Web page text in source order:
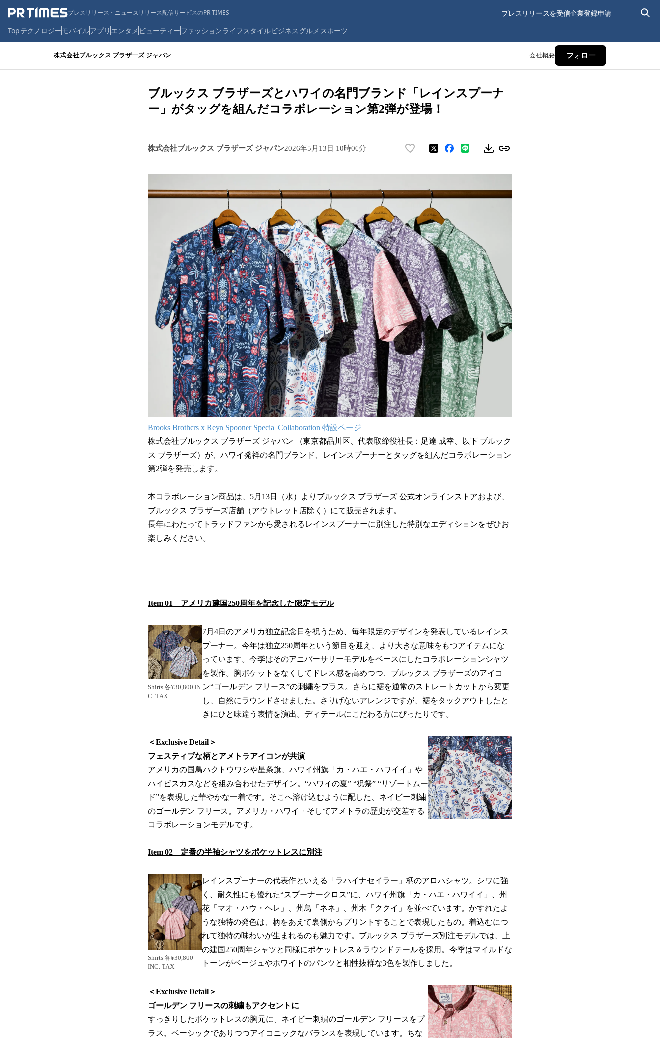
プレスリリース・ニュースリリース配信サービスのPR TIMES プレスリリースを受信企業登録申請
Topテクノロジーモバイルアプリ エンタメ ビューティーファッションライフスタイルビジネス グルメ スポーツ
株式会社ブルックス ブラザーズ ジャパン 会社概要 フォロー
ブルックス ブラザーズとハワイの名門ブランド「レインスプーナ
ー」がタッグを組んだコラボレーション第2弾が登場！
株式会社ブルックス ブラザーズ ジャパン2026年5月13日 10時00分
い
ね
数
読
み
込
み
中
で
す
Brooks Brothers x Reyn Spooner Special Collaboration 特設ページ
株式会社ブルックス ブラザーズ ジャパン （東京都品川区、代表取締役社長：足達 成幸、以下 ブルック
ス ブラザーズ）が、ハワイ発祥の名門ブランド、レインスプーナーとタッグを組んだコラボレーション
第2弾を発売します。
本コラボレーション商品は、5月13日（水）よりブルックス ブラザーズ 公式オンラインストアおよび、
ブルックス ブラザーズ店舗（アウトレット店除く）にて販売されます。
長年にわたってトラッドファンから愛されるレインスプーナーに別注した特別なエディションをぜひお
楽しみください。
Item 01 アメリカ建国250周年を記念した限定モデル
Shirts 各¥30,800 IN
C. TAX
7月4日のアメリカ独立記念日を祝うため、毎年限定のデザインを発表しているレインス
プーナー。今年は独立250周年という節目を迎え、より大きな意味をもつアイテムにな
っています。今季はそのアニバーサリーモデルをベースにしたコラボレーションシャツ
を製作。胸ポケットをなくしてドレス感を高めつつ、ブルックス ブラザーズのアイコ
ン“ゴールデン フリース”の刺繍をプラス。さらに裾を通常のストレートカットから変更
し、自然にラウンドさせました。さりげないアレンジですが、裾をタックアウトしたと
きにひと味違う表情を演出。ディテールにこだわる方にぴったりです。
＜Exclusive Detail＞
フェスティブな柄とアメトラアイコンが共演
アメリカの国鳥ハクトウワシや星条旗、ハワイ州旗「カ・ハエ・ハワイイ」や
ハイビスカスなどを組み合わせたデザイン。“ハワイの夏” “祝祭” “リゾートムー
ド”を表現した華やかな一着です。そこへ溶け込むように配した、ネイビー刺繍
のゴールデン フリース。アメリカ・ハワイ・そしてアメトラの歴史が交差する
コラボレーションモデルです。
Item 02 定番の半袖シャツをポケットレスに別注
Shirts 各¥30,800
INC. TAX
レインスプーナーの代表作といえる「ラハイナセイラー」柄のアロハシャツ。シワに強
く、耐久性にも優れた“スプーナークロス”に、ハワイ州旗「カ・ハエ・ハワイイ」、州
花「マオ・ハウ・ヘレ」、州鳥「ネネ」、州木「ククイ」を並べています。かすれたよ
うな独特の発色は、柄をあえて裏側からプリントすることで表現したもの。着込むにつ
れて独特の味わいが生まれるのも魅力です。ブルックス ブラザーズ別注モデルでは、上
の建国250周年シャツと同様にポケットレス＆ラウンドテールを採用。今季はマイルドな
トーンがベージュやホワイトのパンツと相性抜群な3色を製作しました。
＜Exclusive Detail＞
ゴールデン フリースの刺繍もアクセントに
すっきりしたポケットレスの胸元に、ネイビー刺繍のゴールデン フリースをプ
ラス。ベーシックでありつつアイコニックなバランスを表現しています。ちな